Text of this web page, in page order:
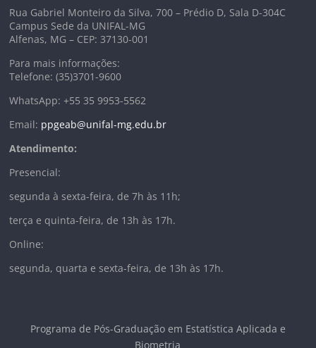
Rua Gabriel Monteiro da Silva, 700 – Prédio D, Sala D-304C
Campus Sede da UNIFAL-MG
Alfenas, MG – CEP: 37130-001
Para mais informações:
Telefone: (35)3701-9600
WhatsApp: +55 35 9953-5562
Email: ppgeab@unifal-mg.edu.br
Atendimento:
Presencial:
segunda à sexta-feira, de 7h às 11h;
terça e quinta-feira, de 13h às 17h.
Online:
segunda, quarta e sexta-feira, de 13h às 17h.
Programa de Pós-Graduação em Estatística Aplicada e
Biometria